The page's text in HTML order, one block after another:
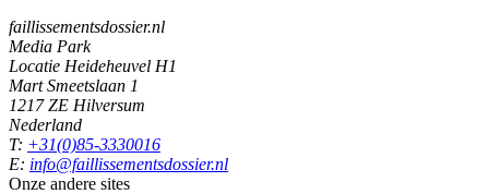
faillissementsdossier.nl
Media Park
Locatie Heideheuvel H1
Mart Smeetslaan 1
1217 ZE Hilversum
Nederland
T: +31(0)85-3330016
E: info@faillissementsdossier.nl
Onze andere sites